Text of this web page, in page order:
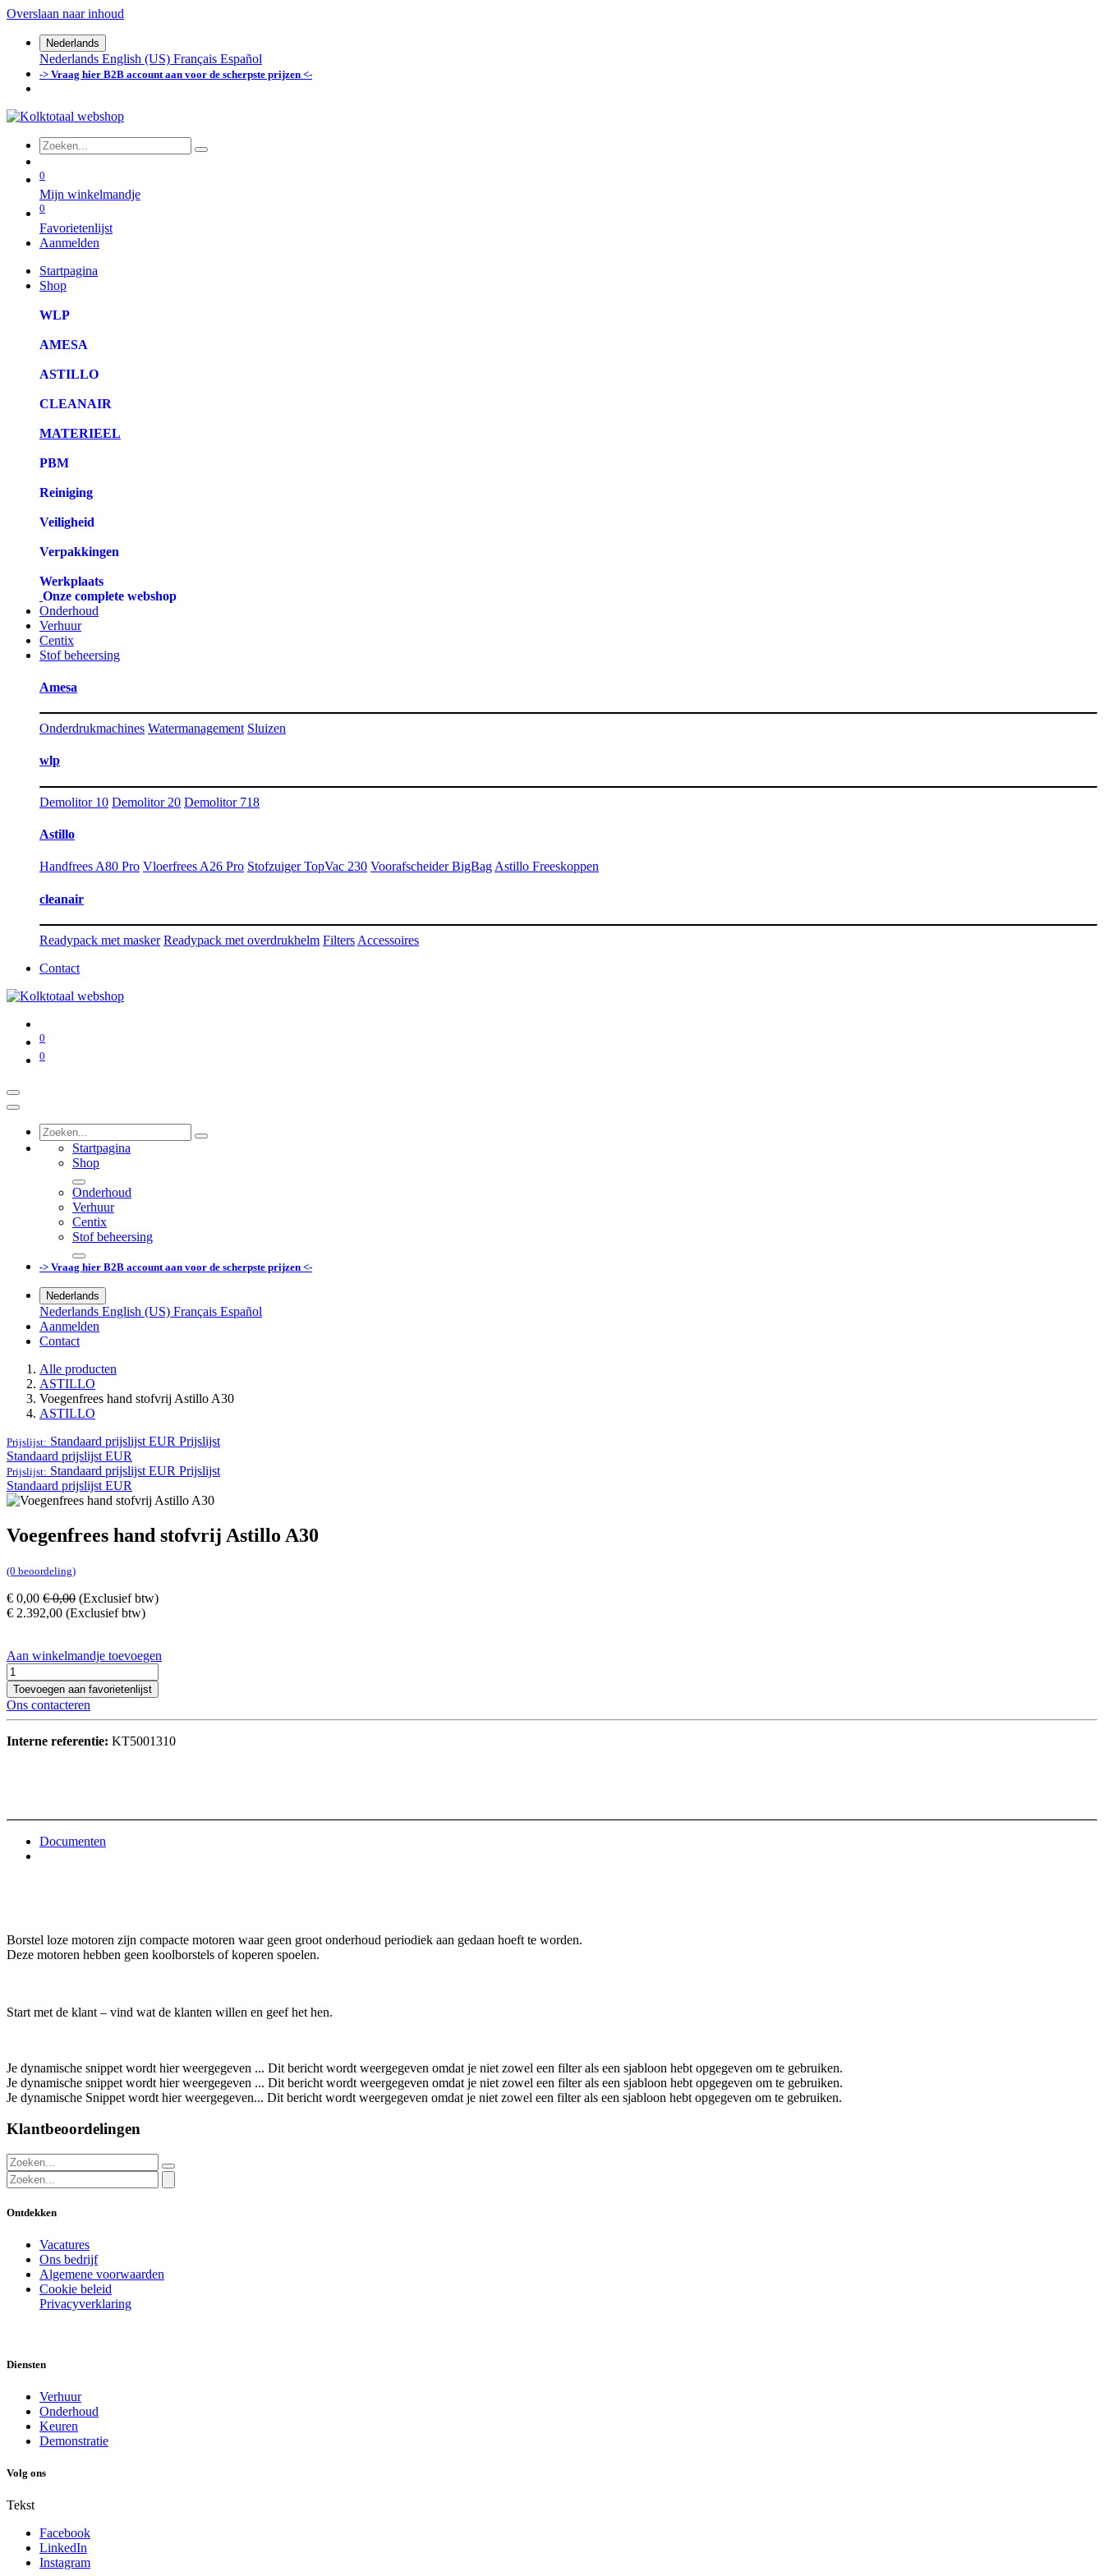
Overslaan naar inhoud
Nederlands
Nederlands English (US) Français Español
-> Vraag hier B2B account aan voor de scherpste prijzen <-
0
Mijn winkelmandje
0
Favorietenlijst
Aanmelden
Startpagina
Shop
WLP
AMESA
ASTILLO
CLEANAIR
MATERIEEL
PBM
Reiniging
Veiligheid
Verpakkingen
Werkplaats
Onze complete webshop
Onderhoud
Verhuur
Centix
Stof beheersing
Amesa
Onderdrukmachines Watermanagement Sluizen
wlp
Demolitor 10 Demolitor 20 Demolitor 718
Astillo
Handfrees A80 Pro Vloerfrees A26 Pro Stofzuiger TopVac 230 Voorafscheider BigBag Astillo Freeskoppen
cleanair
Readypack met masker Readypack met overdrukhelm Filters Accessoires
Contact
0
0
Startpagina
Shop
Onderhoud
Verhuur
Centix
Stof beheersing
-> Vraag hier B2B account aan voor de scherpste prijzen <-
Nederlands
Nederlands English (US) Français Español
Aanmelden
Contact
Alle producten
ASTILLO
Voegenfrees hand stofvrij Astillo A30
ASTILLO
Prijslijst: Standaard prijslijst EUR Prijslijst
Standaard prijslijst EUR
Prijslijst: Standaard prijslijst EUR Prijslijst
Standaard prijslijst EUR
Voegenfrees hand stofvrij Astillo A30
(0 beoordeling)
€ 0,00 €0,00 (Exclusief btw)
€ 2.392,00 (Exclusief btw)
Aan winkelmandje toevoegen
Toevoegen aan favorietenlijst
Ons contacteren
Interne referentie: KT5001310
Documenten
Borstel loze motoren zijn compacte motoren waar geen groot onderhoud periodiek aan gedaan hoeft te worden.
Deze motoren hebben geen koolborstels of koperen spoelen.
Start met de klant – vind wat de klanten willen en geef het hen.
Je dynamische snippet wordt hier weergegeven ... Dit bericht wordt weergegeven omdat je niet zowel een filter als een sjabloon hebt opgegeven om te gebruiken.
Je dynamische snippet wordt hier weergegeven ... Dit bericht wordt weergegeven omdat je niet zowel een filter als een sjabloon hebt opgegeven om te gebruiken.
Je dynamische Snippet wordt hier weergegeven... Dit bericht wordt weergegeven omdat je niet zowel een filter als een sjabloon hebt opgegeven om te gebruiken.
Klantbeoordelingen
Ontdekken
Vacatures
Ons bedrijf
Algemene voorwaarden
Cookie beleid
Privacyverklaring
Diensten
Verhuur
Onderhoud
Keuren
Demonstratie
Volg ons
Tekst
Facebook
LinkedIn
Instagram